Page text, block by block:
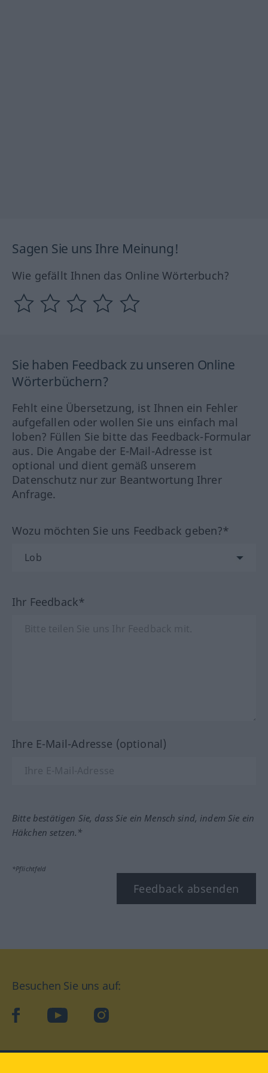
Sagen Sie uns Ihre Meinung!
Wie gefällt Ihnen das Online Wörterbuch?
Sie haben Feedback zu unseren Online
Wörterbüchern?
Fehlt eine Übersetzung, ist Ihnen ein Fehler
aufgefallen oder wollen Sie uns einfach mal
loben? Füllen Sie bitte das Feedback-Formular
aus. Die Angabe der E-Mail-Adresse ist
optional und dient gemäß unserem
Datenschutz nur zur Beantwortung Ihrer
Anfrage.
Wozu möchten Sie uns Feedback geben?*
Ihr Feedback*
Ihre E-Mail-Adresse (optional)
Bitte bestätigen Sie, dass Sie ein Mensch sind, indem Sie ein
Häkchen setzen.*
*Pflichtfeld
Feedback absenden
Besuchen Sie uns auf:
facebookYouTube Instagram